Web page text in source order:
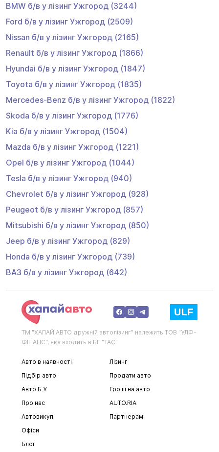
BMW б/в у лізинг Ужгород (3244)
Ford б/в у лізинг Ужгород (2509)
Nissan б/в у лізинг Ужгород (2165)
Renault б/в у лізинг Ужгород (1866)
Hyundai б/в у лізинг Ужгород (1847)
Toyota б/в у лізинг Ужгород (1835)
Mercedes-Benz б/в у лізинг Ужгород (1822)
Skoda б/в у лізинг Ужгород (1776)
Kia б/в у лізинг Ужгород (1504)
Mazda б/в у лізинг Ужгород (1221)
Opel б/в у лізинг Ужгород (1044)
Tesla б/в у лізинг Ужгород (940)
Chevrolet б/в у лізинг Ужгород (928)
Peugeot б/в у лізинг Ужгород (857)
Mitsubishi б/в у лізинг Ужгород (850)
Jeep б/в у лізинг Ужгород (829)
Honda б/в у лізинг Ужгород (739)
ВАЗ б/в у лізинг Ужгород (642)
ТМ "ХАПАЙ АВТО дружній автолізинг" належить ТОВ "УЛФ-
ФІНАНС", яка входить в БГ "ТАС"
Авто в наявності
Підбір авто
Авто Б У
Про нас
Автовикуп
Лізинг
Продати авто
Гроші на авто
AUTO.RIA
Партнерам
Офіси
Блог